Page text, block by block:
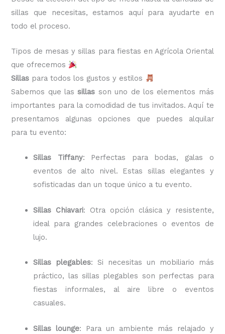
sillas que necesitas, estamos aquí para ayudarte en
todo el proceso.
Tipos de mesas y sillas para fiestas en Agrícola Oriental
que ofrecemos
Sillas para todos los gustos y estilos
Sabemos que lassillas son uno de los elementos más
importantes para la comodidad de tus invitados. Aquí te
presentamos algunas opciones que puedes alquilar
para tu evento:
Sillas Tiffany: Perfectas para bodas, galas o
eventos de alto nivel. Estas sillas elegantes y
sofisticadas dan un toque único a tu evento.
Sillas Chiavari: Otra opción clásica y resistente,
ideal para grandes celebraciones o eventos de
lujo.
Sillas plegables: Si necesitas un mobiliario más
práctico, las sillas plegables son perfectas para
fiestas informales, al aire libre o eventos
casuales.
Sillas lounge: Para un ambiente más relajado y